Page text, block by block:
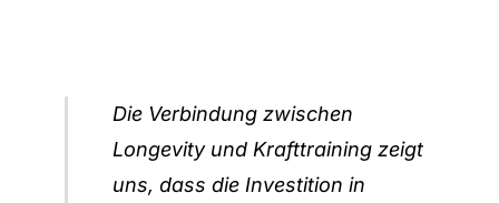
Die Verbindung zwischen
Longevity und Krafttraining zeigt
uns, dass die Investition in